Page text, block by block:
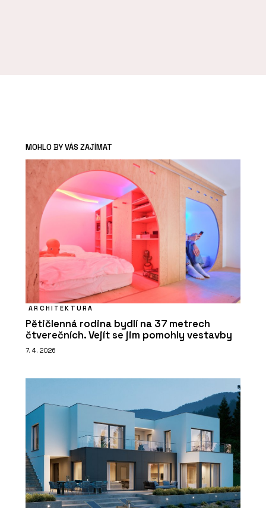
MOHLO BY VÁS ZAJÍMAT
ARCHITEKTURA
Pětičlenná rodina bydlí na 37 metrech
čtverečních. Vejít se jim pomohly vestavby
7. 4. 2026